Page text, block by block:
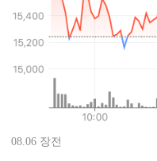
08.06 장전